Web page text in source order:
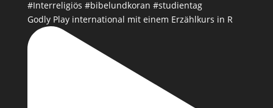
Godly Play international mit einem Erzählkurs in R